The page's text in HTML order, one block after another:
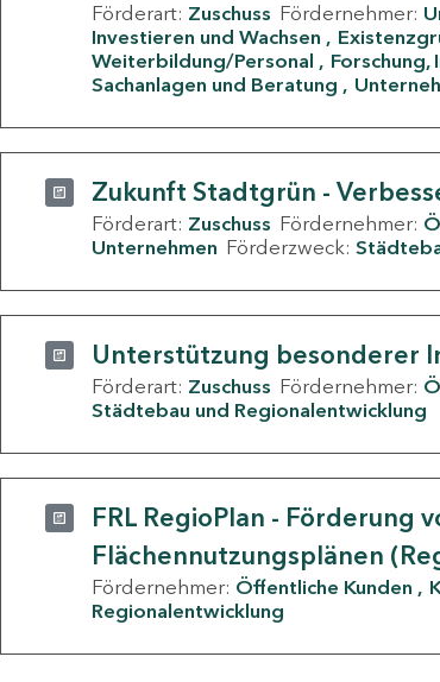
Förderart: Zuschuss Fördernehmer:
Investieren und Wachsen
Weiterbildung/Personal
Sachanlagen und Beratung
Zukunft Stadtgrün -
Förderart: Zuschuss Fördernehmer:
Unternehmen Förderzweck:
Unterstützung besonderer
Förderart: Zuschuss Fördernehmer:
Städtebau und Regionalentwicklung
FRL RegioPlan - Förderung
Flächennutzungsplänen
Fördernehmer: Öffentliche Kunden
Regionalentwicklung